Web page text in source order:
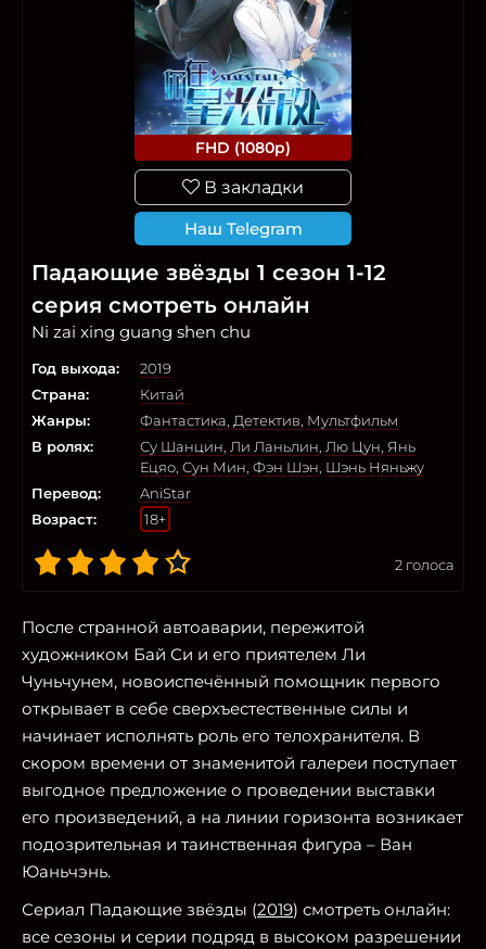
FHD (1080p)
В закладки
Наш Telegram
Падающие звёзды 1 сезон 1-12
серия смотреть онлайн
Ni zai xing guang shen chu
Год выхода:
2019
Страна:
Китай
Жанры:
Фантастика Детектив Мультфильм
В ролях:
Су Шанцин Ли Ланьлин Лю Цун Янь
Ецяо Сун Мин Фэн Шэн Шэнь Няньжу
Перевод:
AniStar
Возраст:
18+
2 голоса
После странной автоаварии, пережитой
художником Бай Си и его приятелем Ли
Чуньчунем, новоиспечённый помощник первого
открывает в себе сверхъестественные силы и
начинает исполнять роль его телохранителя. В
скором времени от знаменитой галереи поступает
выгодное предложение о проведении выставки
его произведений, а на линии горизонта возникает
подозрительная и таинственная фигура – Ван
Юаньчэнь.
Сериал Падающие звёзды (2019) смотреть онлайн:
все сезоны и серии подряд в высоком разрешении